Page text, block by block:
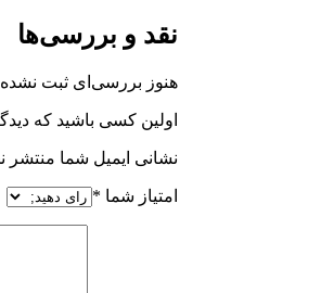
نقد و بررسی‌ها
هنوز بررسی‌ای ثبت
اولین کسی باشید که
نشانی ایمیل شما منتشر
امتیاز شما *